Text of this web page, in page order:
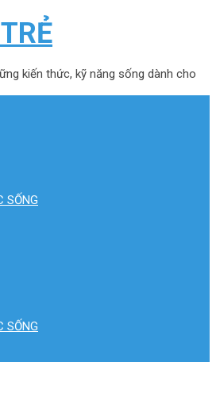
kiến thức, kỹ năng sống dành cho
SỐNG
SỐNG